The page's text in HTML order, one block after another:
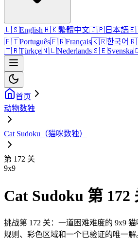
🇺🇸English🇭🇰繁體中文🇯🇵 日本語
🇵🇹Português🇫🇷Français🇰🇷한국어
🇹🇷Türkçe🇳🇱Nederlands🇸🇪Svenska
首页
动物数独
Cat Sudoku（猫咪数独）
第 172 关
9x9
Cat Sudoku 第 172
挑战第 172 关：一道困难难度的 9x9
规则、彩色区域和一个已验证的唯一解